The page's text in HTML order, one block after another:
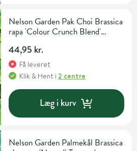
Nelson Garden Pak Choi Brassica
rapa 'Colour Crunch Blend'
44,95 kr.
Få leveret
Klik & Hent i2 centre
Læg i kurv
Nelson Garden Palmekål Brassica